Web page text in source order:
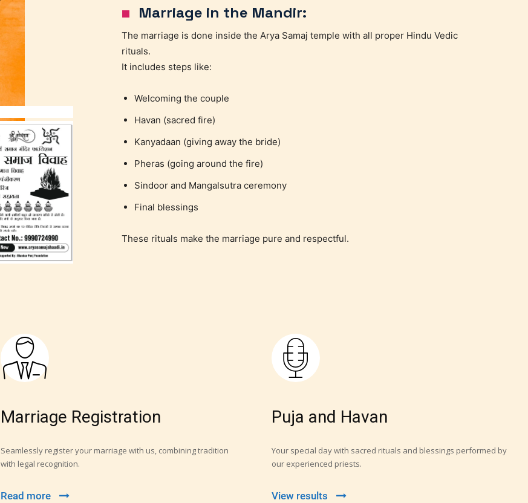
Marriage in the Mandir:
The marriage is done inside the Arya Samaj temple with all proper Hindu Vedic
rituals.
It includes steps like:
Welcoming the couple
Havan (sacred fire)
Kanyadaan (giving away the bride)
Pheras (going around the fire)
Sindoor and Mangalsutra ceremony
Final blessings
These rituals make the marriage pure and respectful.
Marriage Registration
Seamlessly register your marriage with us, combining tradition
with legal recognition.
Read more
Puja and Havan
Your special day with sacred rituals and blessings performed by
our experienced priests.
View results